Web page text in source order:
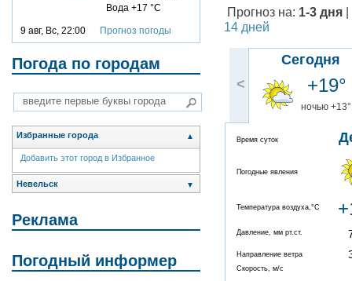
Вода +17 °C
9 авг, Вс, 22:00 Прогноз погоды
Погода по городам
Избранные города ▲
Добавить этот город в Избранное
Невельск ▼
Реклама
Погодный информер
Прогноз на: 1-3 дня
14 дней
<
Сегодня
+19°
ночью +13°
Время суток
Погодные явления
Температура воздуха,°C
Давление, мм рт.ст.
Направление ветра
Скорость, м/с